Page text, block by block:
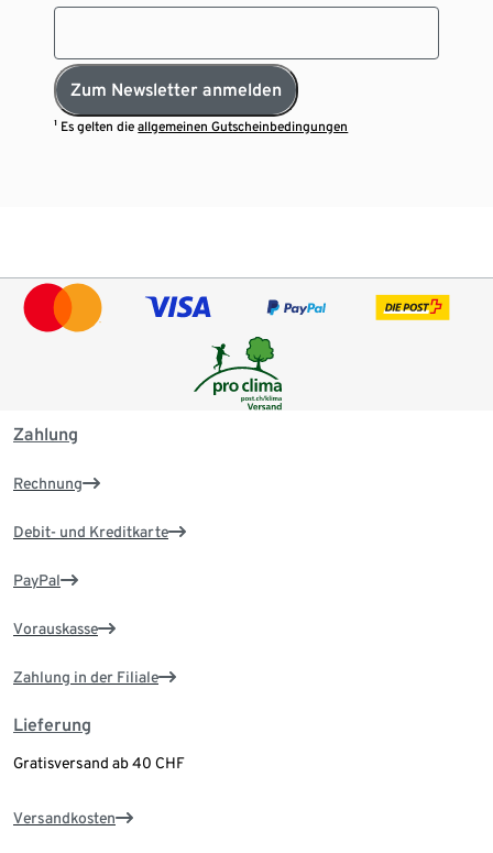
Zum Newsletter anmelden
¹ Es gelten dieallgemeinen Gutscheinbedingungen
Zahlung
Rechnung
Debit- und Kreditkarte
PayPal
Vorauskasse
Zahlung in der Filiale
Lieferung
Gratisversand ab 40 CHF
Versandkosten